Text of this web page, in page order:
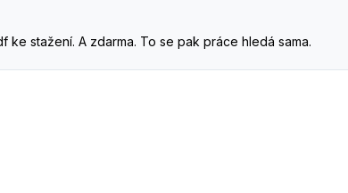
ke stažení. A zdarma. To se pak práce hledá sama.